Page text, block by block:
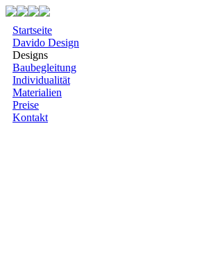
Startseite
Davido Design
Designs
Baubegleitung
Individualität
Materialien
Preise
Kontakt